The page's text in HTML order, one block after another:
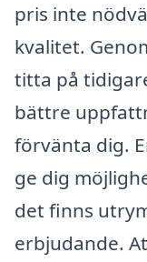
pris inte
kvalitet.
titta på
bättre
förvänta dig.
ge dig
det finns
erbjudande.